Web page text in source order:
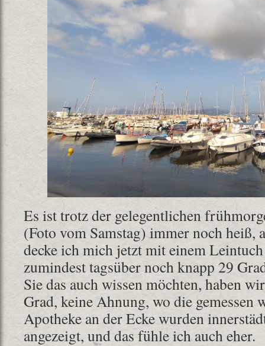
Es ist trotz der gelegentlichen
(Foto vom Samstag) immer noch heiß,
decke ich mich jetzt mit einem
zumindest tagsüber noch knapp 29
Sie das auch wissen möchten, haben
Grad, keine Ahnung, wo die gemessen
Apotheke an der Ecke wurden
angezeigt, und das fühle ich auch eher.